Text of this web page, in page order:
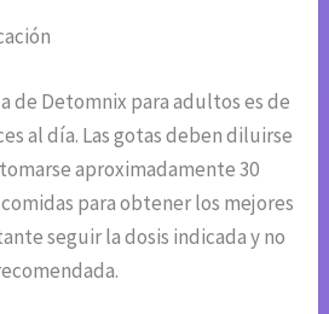
de Detomnix para adultos es de
al día. Las gotas deben diluirse
aproximadamente 30
para obtener los mejores
seguir la dosis indicada y no